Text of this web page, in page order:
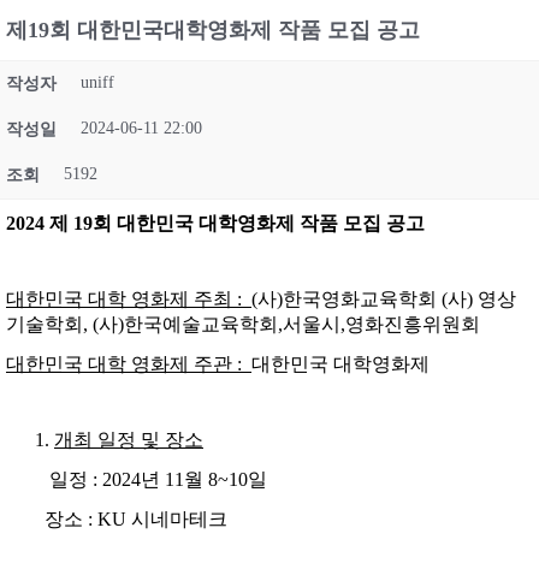
제19회 대한민국대학영화제 작품 모집 공고
작성자 uniff
작성일 2024-06-11 22:00
조회 5192
2024 제 19회 대한민국 대학영화제 작품 모집 공고
대한민국 대학 영화제 주최 : (사)한국영화교육학회 (사) 영상
기술학회, (사)한국예술교육학회,서울시,영화진흥위원회
대한민국 대학 영화제 주관 : 대한민국 대학영화제
개최 일정 및 장소
일정 : 2024년 11월 8~10일
장소 : KU 시네마테크